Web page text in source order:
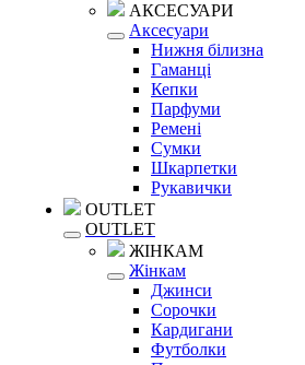
АКСЕСУАРИ
Аксесуари
Нижня білизна
Гаманці
Кепки
Парфуми
Ремені
Сумки
Шкарпетки
Рукавички
OUTLET
OUTLET
ЖІНКАМ
Жінкам
Джинси
Сорочки
Кардигани
Футболки